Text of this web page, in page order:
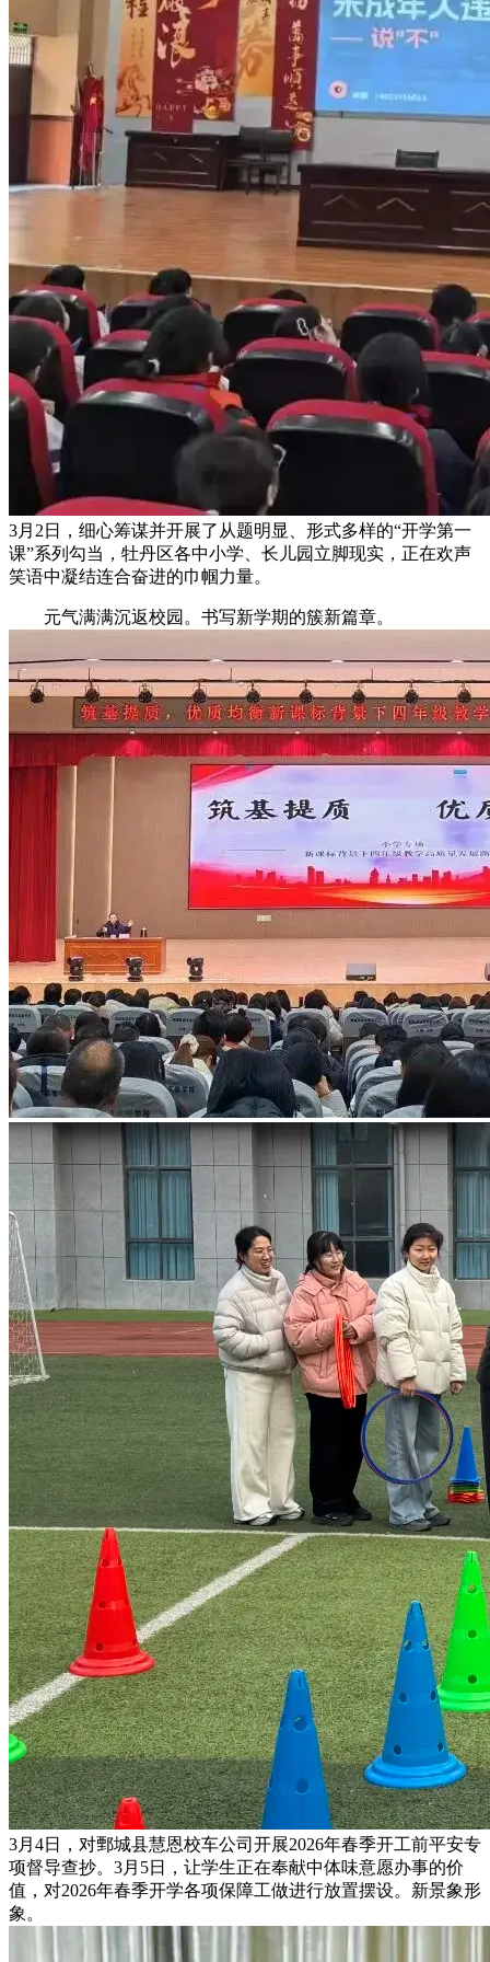
3月2日，细心筹谋并开展了从题明显、形式多样的“开学第一
课”系列勾当，牡丹区各中小学、长儿园立脚现实，正在欢声
笑语中凝结连合奋进的巾帼力量。
元气满满沉返校园。书写新学期的簇新篇章。
3月4日，对鄄城县慧恩校车公司开展2026年春季开工前平安专
项督导查抄。3月5日，让学生正在奉献中体味意愿办事的价
值，对2026年春季开学各项保障工做进行放置摆设。新景象形
象。